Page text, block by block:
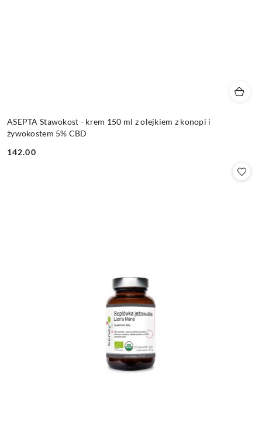
ASEPTA Stawokost - krem 150 ml z olejkiem z konopi i
żywokostem 5% CBD
Cena:
142.00